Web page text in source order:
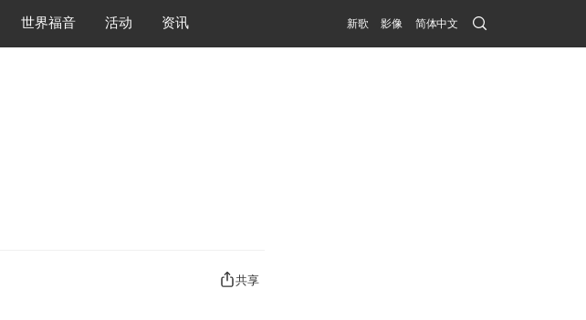
世界福音 活动 资讯 新歌 影像 简体中文 Search
Submit
共享